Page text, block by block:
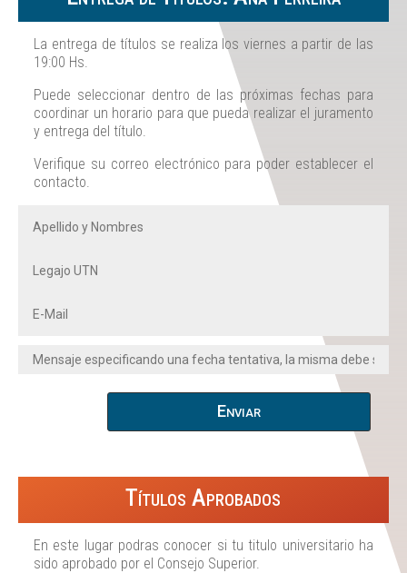
La entrega de títulos se realiza los viernes a partir de las
19:00 Hs.
Puede seleccionar dentro de las próximas fechas para
coordinar un horario para que pueda realizar el juramento
y entrega del título.
Verifique su correo electrónico para poder establecer el
contacto.
Enviar
Títulos Aprobados
En este lugar podras conocer si tu titulo universitario ha
sido aprobado por el Consejo Superior.